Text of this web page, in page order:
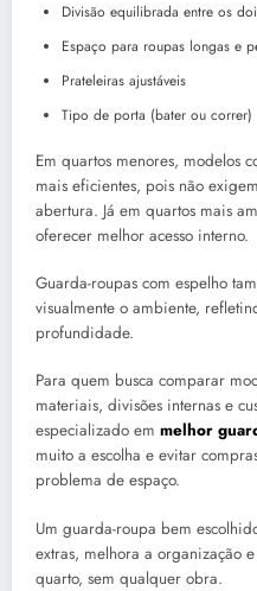
Divisão equilibrada entre os
Espaço para roupas longas e
Prateleiras ajustáveis
Tipo de porta (bater ou correr)
Em quartos menores, modelos
mais eficientes, pois não
abertura. Já em quartos mais
oferecer melhor acesso interno.
Guarda-roupas com espelho
visualmente o ambiente,
profundidade.
Para quem busca comparar
materiais, divisões internas e
especializado em melhor
muito a escolha e evitar
problema de espaço.
Um guarda-roupa bem
extras, melhora a organização
quarto, sem qualquer obra.